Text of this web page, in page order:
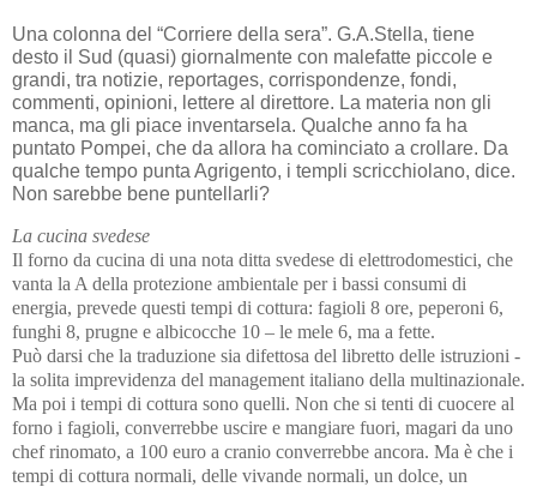
Una colonna del “Corriere della sera”. G.A.Stella, tiene
desto il Sud (quasi) giornalmente con malefatte piccole e
grandi, tra notizie, reportages, corrispondenze, fondi,
commenti, opinioni, lettere al direttore. La materia non gli
manca, ma gli piace inventarsela. Qualche anno fa ha
puntato Pompei, che da allora ha cominciato a crollare. Da
qualche tempo punta Agrigento, i templi scricchiolano, dice.
Non sarebbe bene puntellarli?
La cucina svedese
Il forno da cucina di una nota ditta svedese di elettrodomestici, che
vanta la A della protezione ambientale per i bassi consumi di
energia, prevede questi tempi di cottura: fagioli 8 ore, peperoni 6,
funghi 8, prugne e albicocche 10 – le mele 6, ma a fette.
Può darsi che la traduzione sia difettosa del libretto delle istruzioni -
la solita imprevidenza del management italiano della multinazionale.
Ma poi i tempi di cottura sono quelli. Non che si tenti di cuocere al
forno i fagioli, converrebbe uscire e mangiare fuori, magari da uno
chef rinomato, a 100 euro a cranio converrebbe ancora. Ma è che i
tempi di cottura normali, delle vivande normali, un dolce, un